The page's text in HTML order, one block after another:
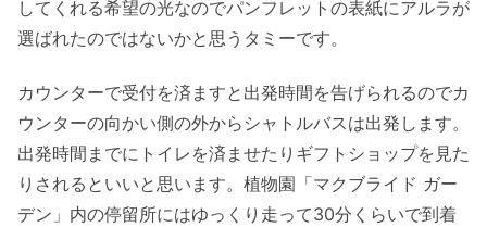
してくれる希望の光なのでパンフレットの表紙にアルラが
選ばれたのではないかと思うタミーです。
カウンターで受付を済ますと出発時間を告げられるのでカ
ウンターの向かい側の外からシャトルバスは出発します。
出発時間までにトイレを済ませたりギフトショップを見た
りされるといいと思います。植物園「マクブライド ガー
デン」内の停留所にはゆっくり走って30分くらいで到着